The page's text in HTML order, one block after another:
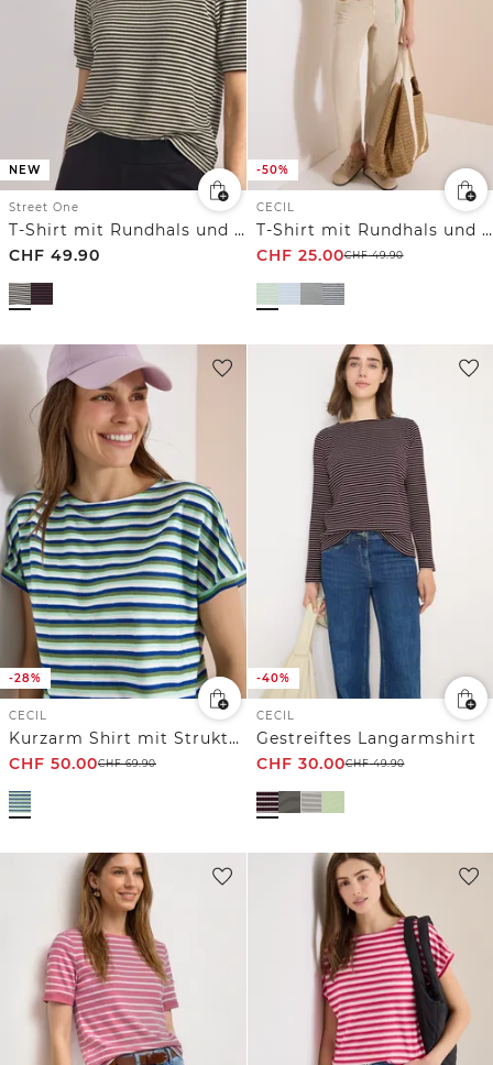
NEW
Street One
T-Shirt mit Rundhals und Print
CHF 49.90
-50%
CECIL
T-Shirt mit Rundhals und Streifen
CHF 25.00CHF49.90
-28%
CECIL
Kurzarm Shirt mit Struktur und Streifen
CHF 50.00CHF69.90
-40%
CECIL
Gestreiftes Langarmshirt
CHF 30.00CHF49.90